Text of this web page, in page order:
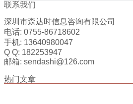
联系我们
深圳市森达时信息咨询有限公司
电话: 0755-86718602
手机: 13640980047
Q Q: 182253947
邮箱: sendashi@126.com
热门文章